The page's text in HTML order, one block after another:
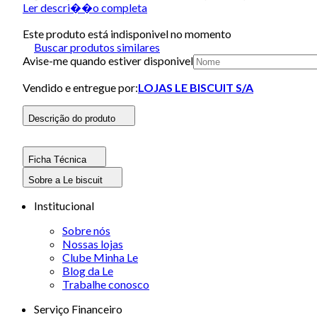
Ler descri��o completa
Este produto está indisponivel no momento
Buscar produtos similares
Avise-me quando estiver disponivel
Vendido e entregue por:LOJAS LE BISCUIT S/A
Descrição do produto
Ficha Técnica
Sobre a Le biscuit
Institucional
Sobre nós
Nossas lojas
Clube Minha Le
Blog da Le
Trabalhe conosco
Serviço Financeiro